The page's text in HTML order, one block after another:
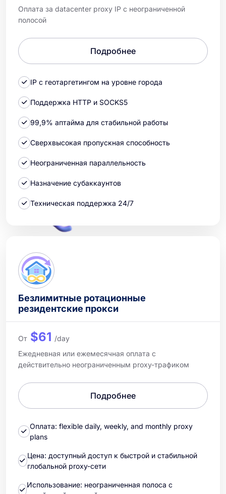
Оплата за datacenter proxy IP с неограниченной
полосой
Подробнее
IP с геотаргетингом на уровне города
Поддержка HTTP и SOCKS5
99,9% аптайма для стабильной работы
Сверхвысокая пропускная способность
Неограниченная параллельность
Назначение субаккаунтов
Техническая поддержка 24/7
Безлимитные ротационные
резидентские прокси
От $61 /day
Ежедневная или ежемесячная оплата с
действительно неограниченным proxy-трафиком
Подробнее
Оплата: flexible daily, weekly, and monthly proxy
plans
Цена: доступный доступ к быстрой и стабильной
глобальной proxy-сети
Использование: неограниченная полоса с